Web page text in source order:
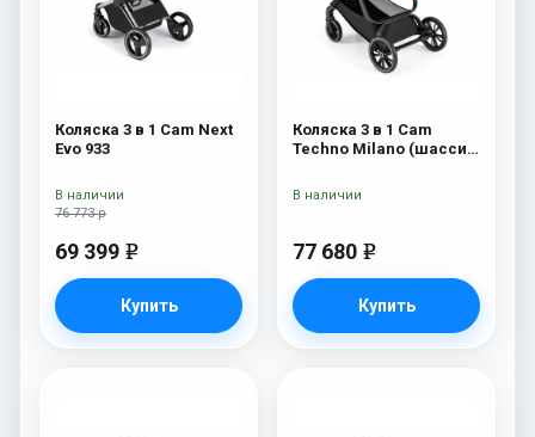
Коляска 3 в 1 Cam Next
Evo 933
76 773 р
69 399 e
Купить
В наличии
Коляска 3 в 1 Cam
Techno Milano (шасси
77 680 e
Купить
В наличии